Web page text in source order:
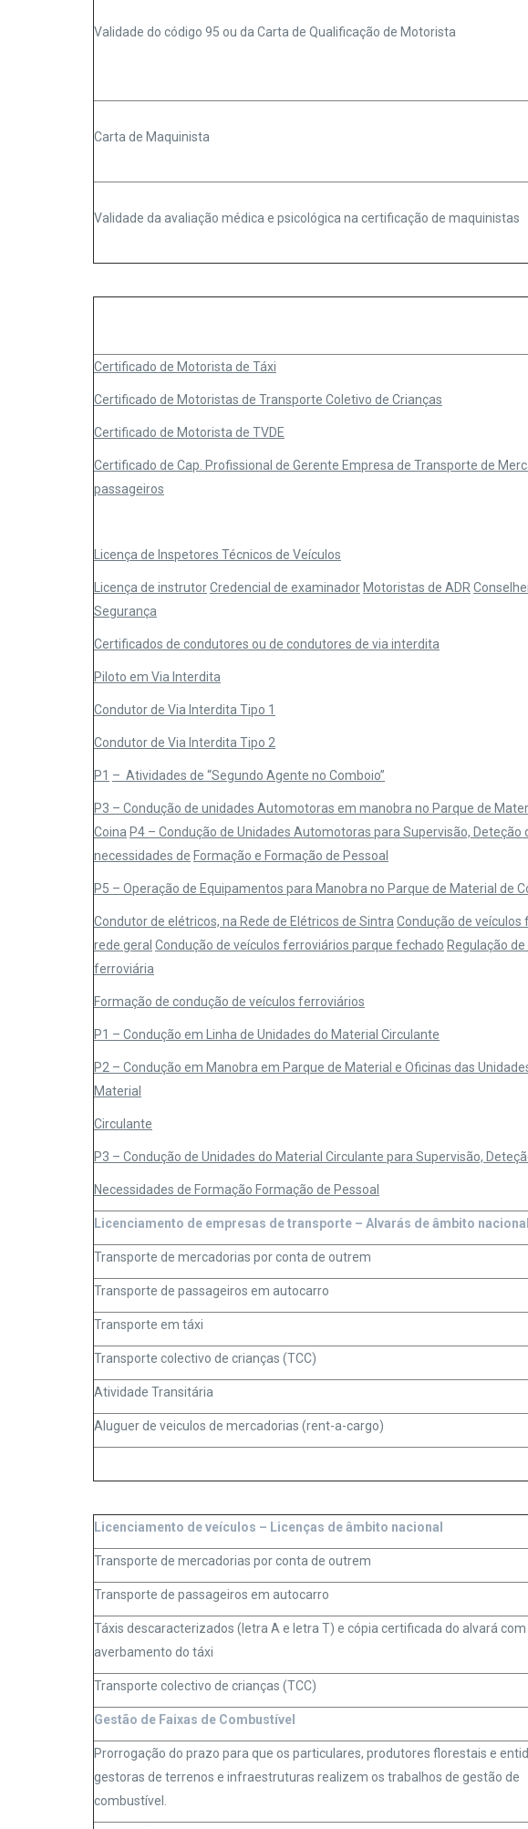
Validade do código 95 ou da Carta de Qualificação de Motorista
Carta de Maquinista
Validade da avaliação médica e psicológica na certificação de maquinistas
Certificado de Motorista de Táxi
Certificado de Motoristas de Transporte Coletivo de Crianças
Certificado de Motorista de TVDE
Certificado de Cap. Profissional de Gerente Empresa de Transporte de
passageiros
icença de Inspetores Técnicos de Veículos
icença de instrutorCredencial de examinador Motoristas de ADR
Segurança
Certificados de condutores ou de condutores de via interdita
Piloto em Via Interdita
Condutor de Via Interdita Tipo 1
Condutor de Via Interdita Tipo 2
P1 – Atividades de “Segundo Agente no Comboio”
P3 – Condução de unidades Automotoras em manobra no Parque de
Coina P4 – Condução de Unidades Automotoras para Supervisão, Deteção
necessidades de Formação e Formação de Pessoal
P5 – Operação de Equipamentos para Manobra no Parque de Material de
Condutor de elétricos, na Rede de Elétricos de Sintra Condução de veículos
rede geral Condução de veículos ferroviários parque fechado Regulação
ferroviária
Formação de condução de veículos ferroviários
P1 – Condução em Linha de Unidades do Material Circulante
P2 – Condução em Manobra em Parque de Material e Oficinas das
Material
Circulante
P3 – Condução de Unidades do Material Circulante para Supervisão,
Necessidades de Formação Formação de Pessoal
Licenciamento de empresas de transporte – Alvarás de âmbito nacional
Transporte de mercadorias por conta de outrem
Transporte de passageiros em autocarro
Transporte em táxi
Transporte colectivo de crianças (TCC)
Atividade Transitária
Aluguer de veiculos de mercadorias (rent-a-cargo)
Licenciamento de veículos – Licenças de âmbito nacional
Transporte de mercadorias por conta de outrem
Transporte de passageiros em autocarro
Táxis descaracterizados (letra A e letra T) e cópia certificada do alvará com
averbamento do táxi
Transporte colectivo de crianças (TCC)
Gestão de Faixas de Combustível
Prorrogação do prazo para que os particulares, produtores florestais e
gestoras de terrenos e infraestruturas realizem os trabalhos de gestão de
combustível.